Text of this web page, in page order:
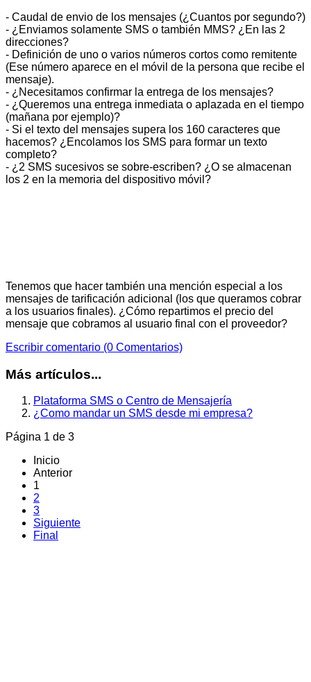
- Caudal de envio de los mensajes (¿Cuantos por segundo?)
- ¿Enviamos solamente SMS o también MMS? ¿En las 2
direcciones?
- Definición de uno o varios números cortos como remitente
(Ese número aparece en el móvil de la persona que recibe el
mensaje).
- ¿Necesitamos confirmar la entrega de los mensajes?
- ¿Queremos una entrega inmediata o aplazada en el tiempo
(mañana por ejemplo)?
- Si el texto del mensajes supera los 160 caracteres que
hacemos? ¿Encolamos los SMS para formar un texto
completo?
- ¿2 SMS sucesivos se sobre-escriben? ¿O se almacenan
los 2 en la memoria del dispositivo móvil?
Tenemos que hacer también una mención especial a los
mensajes de tarificación adicional (los que queramos cobrar
a los usuarios finales). ¿Cómo repartimos el precio del
mensaje que cobramos al usuario final con el proveedor?
Escribir comentario (0 Comentarios)
Más artículos...
Plataforma SMS o Centro de Mensajería
¿Como mandar un SMS desde mi empresa?
Página 1 de 3
Inicio
Anterior
1
2
3
Siguiente
Final